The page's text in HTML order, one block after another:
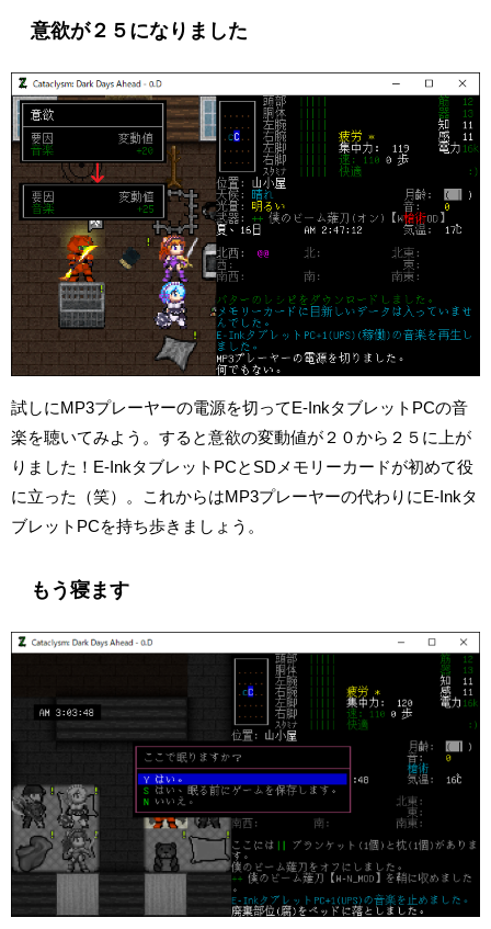
意欲が２５になりました
試しにMP3プレーヤーの電源を切ってE-InkタブレットPCの音
楽を聴いてみよう。すると意欲の変動値が２０から２５に上が
りました！E-InkタブレットPCとSDメモリーカードが初めて役
に立った（笑）。これからはMP3プレーヤーの代わりにE-Inkタ
ブレットPCを持ち歩きましょう。
もう寝ます